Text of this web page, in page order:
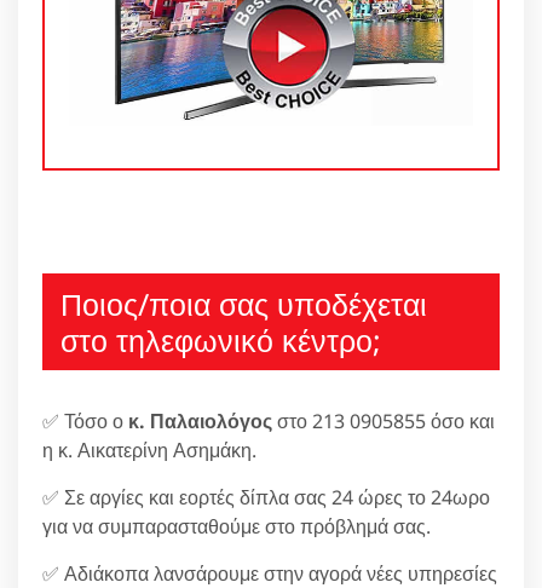
Ποιος/ποια σας υποδέχεται
στο τηλεφωνικό κέντρο;
✅ Τόσο ο κ. Παλαιολόγοςστο 213 0905855 όσο και
η κ. Αικατερίνη Ασημάκη.
✅ Σε αργίες και εορτές δίπλα σας 24 ώρες το 24ωρο
για να συμπαρασταθούμε στο πρόβλημά σας.
✅ Αδιάκοπα λανσάρουμε στην αγορά νέες υπηρεσίες